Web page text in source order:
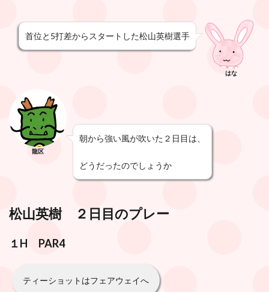
首位と5打差からスタートした松山英樹選手
はな
龍区
朝から強い風が吹いた２日目は、
どうだったのでしょうか
松山英樹 ２日目のプレー
１H PAR4
ティーショットはフェアウェイへ